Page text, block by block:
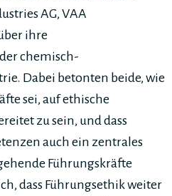
AG, VAA
ihre
chemisch-
Dabei betonten beide, wie
sei, auf ethische
zu sein, und dass
auch ein zentrales
Führungskräfte
dass Führungsethik weiter